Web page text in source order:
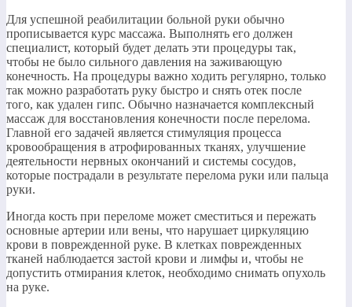
​Для успешной реабилитации больной руки обычно
прописывается курс массажа. Выполнять его должен
специалист, который будет делать эти процедуры так,
чтобы не было сильного давления на заживающую
конечность. На процедуры важно ходить регулярно, только
так можно разработать руку быстро и снять отек после
того, как удален гипс. Обычно назначается комплексный
массаж для восстановления конечности после перелома.
Главной его задачей является стимуляция процесса
кровообращения в атрофированных тканях, улучшение
деятельности нервных окончаний и системы сосудов,
которые пострадали в результате перелома руки или пальца
руки.​
​Иногда кость при переломе может сместиться и пережать
основные артерии или вены, что нарушает циркуляцию
крови в поврежденной руке. В клетках поврежденных
тканей наблюдается застой крови и лимфы и, чтобы не
допустить отмирания клеток, необходимо снимать опухоль
на руке.​